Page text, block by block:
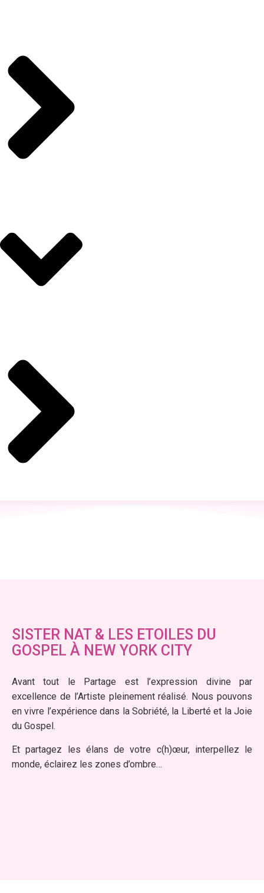
SISTER NAT & LES ETOILES DU
GOSPEL À NEW YORK CITY
Avant tout le Partage est l’expression divine par
excellence de l’Artiste pleinement réalisé. Nous pouvons
en vivre l’expérience dans la Sobriété, la Liberté et la Joie
du Gospel.
Et partagez les élans de votre c(h)œur, interpellez le
monde, éclairez les zones d’ombre…